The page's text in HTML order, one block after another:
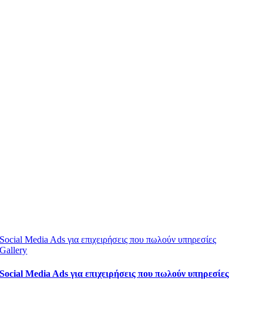
Social Media Ads για επιχειρήσεις που πωλούν υπηρεσίες
Gallery
Social Media Ads για επιχειρήσεις που πωλούν υπηρεσίες